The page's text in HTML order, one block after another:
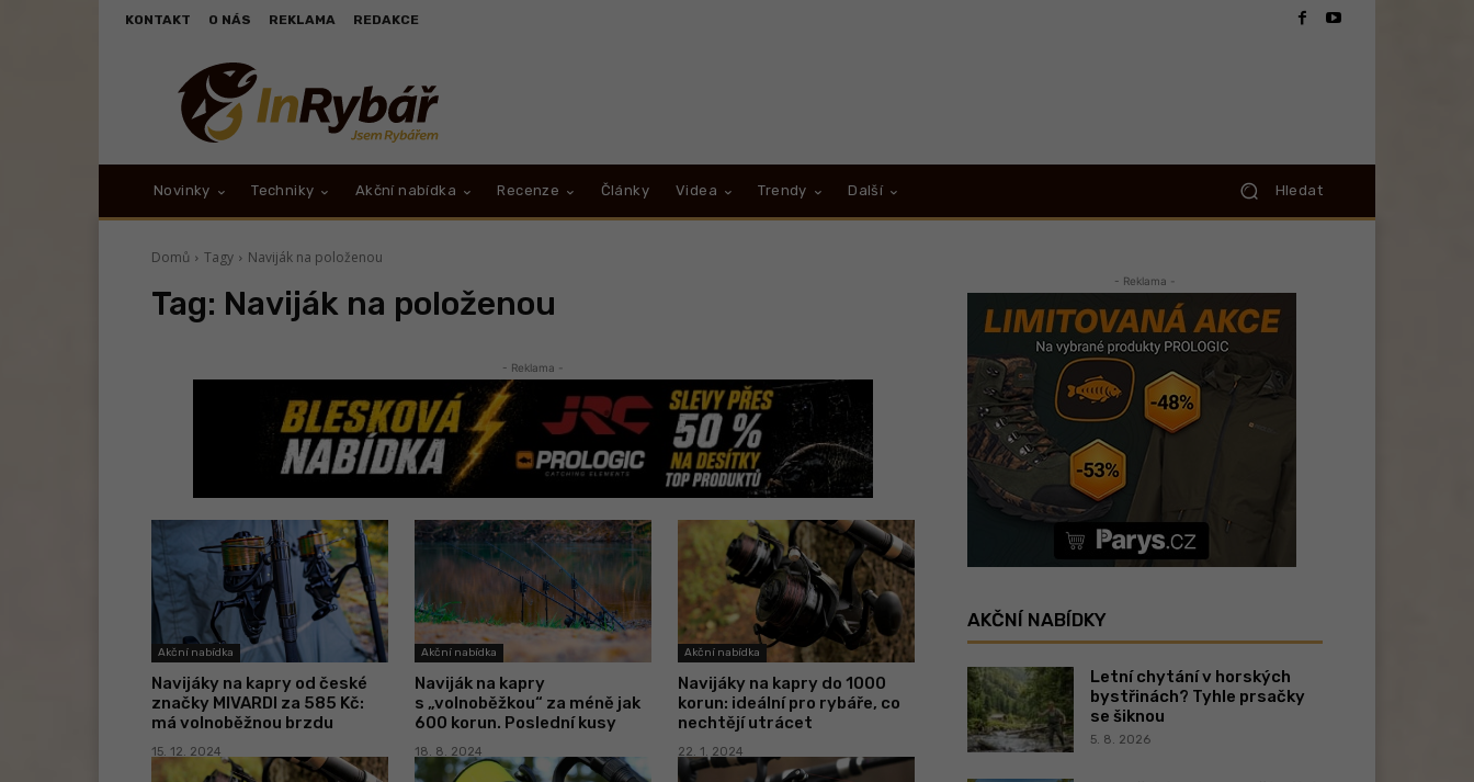
KONTAKT O NÁS REKLAMA REDAKCE
Novinky Techniky Akční nabídka Recenze Články Videa Trendy Další Hledat
Domů Tagy Naviják na položenou
Tag: Naviják na položenou
- Reklama -
Akční nabídka
Navijáky na kapry od české
značky MIVARDI za 585 Kč:
má volnoběžnou brzdu
15. 12. 2024
Akční nabídka
Naviják na kapry
s „volnoběžkou“ za méně jak
600 korun. Poslední kusy
18. 8. 2024
Akční nabídka
Navijáky na kapry do 1000
korun: ideální pro rybáře, co
nechtějí utrácet
22. 1. 2024
- Reklama -
AKČNÍ NABÍDKY
Letní chytání v horských
bystřinách? Tyhle prsačky
se šiknou
5. 8. 2026